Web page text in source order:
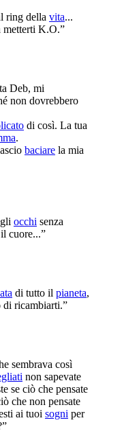
ring della vita...
metterti K.O.”
Deb, mi
non dovrebbero
di così. La tua
.
baciare la mia
occhi senza
cuore...”
di tutto il pianeta,
di ricambiarti.”
sembrava così
non sapevate
se ciò che pensate
che non pensate
ai tuoi sogni per